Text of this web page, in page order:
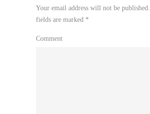
Your email address will not be published.
fields are marked *
Comment